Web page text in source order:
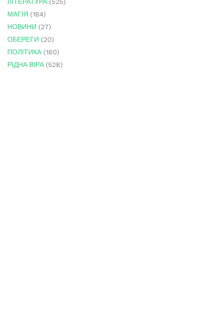
ЛІТЕРАТУРА(525)
МАГІЯ (184)
НОВИНИ (27)
ОБЕРЕГИ (20)
ПОЛІТИКА(180)
РІДНА ВІРА(528)